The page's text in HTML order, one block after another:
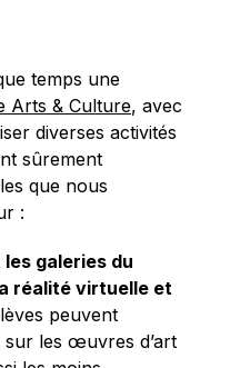
temps une
Arts & Culture, avec
diverses activités
sûrement
que nous
:
galeries du
réalité virtuelle et
peuvent
les œuvres d’art